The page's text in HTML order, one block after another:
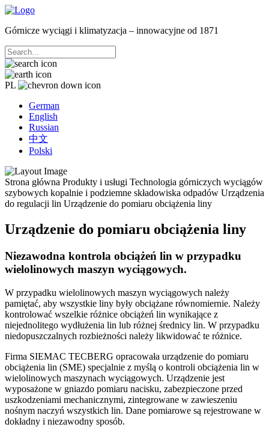
Górnicze wyciągi i klimatyzacja – innowacyjne od 1871
PL
German
English
Russian
中文
Polski
Strona główna Produkty i usługi Technologia górniczych wyciągów
szybowych kopalnie i podziemne składowiska odpadów Urządzenia
do regulacji lin Urządzenie do pomiaru obciążenia liny
Urządzenie do pomiaru obciążenia liny
Niezawodna kontrola obciążeń lin w przypadku
wielolinowych maszyn wyciągowych.
W przypadku wielolinowych maszyn wyciągowych należy
pamiętać, aby wszystkie liny były obciążane równomiernie. Należy
kontrolować wszelkie różnice obciążeń lin wynikające z
niejednolitego wydłużenia lin lub różnej średnicy lin. W przypadku
niedopuszczalnych rozbieżności należy likwidować te różnice.
Firma SIEMAC TECBERG opracowała urządzenie do pomiaru
obciążenia lin (SME) specjalnie z myślą o kontroli obciążenia lin w
wielolinowych maszynach wyciągowych. Urządzenie jest
wyposażone w gniazdo pomiaru nacisku, zabezpieczone przed
uszkodzeniami mechanicznymi, zintegrowane w zawieszeniu
nośnym naczyń wszystkich lin. Dane pomiarowe są rejestrowane w
dokładny i niezawodny sposób.